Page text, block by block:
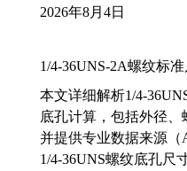
2026年8月4日
1/4-36UNS-2A螺纹标
本文详细解析1/4-
底孔计算，包括外径、
并提供专业数据来源（
1/4-36UNS螺纹底孔尺